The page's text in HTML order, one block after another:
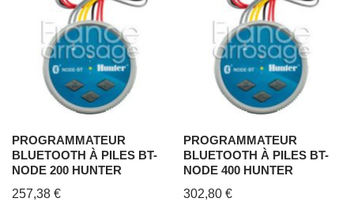
PROGRAMMATEUR
BLUETOOTH À PILES BT-
NODE 200 HUNTER
257,38 €
PROGRAMMATEUR
BLUETOOTH À PILES BT-
NODE 400 HUNTER
302,80€